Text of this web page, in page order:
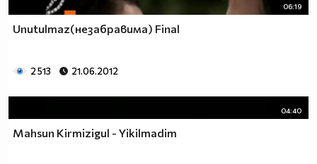
06:19
Unutulmaz(незабравима) Final
2 513 21.06.2012
04:40
Mahsun Kirmizigul - Yikilmadim